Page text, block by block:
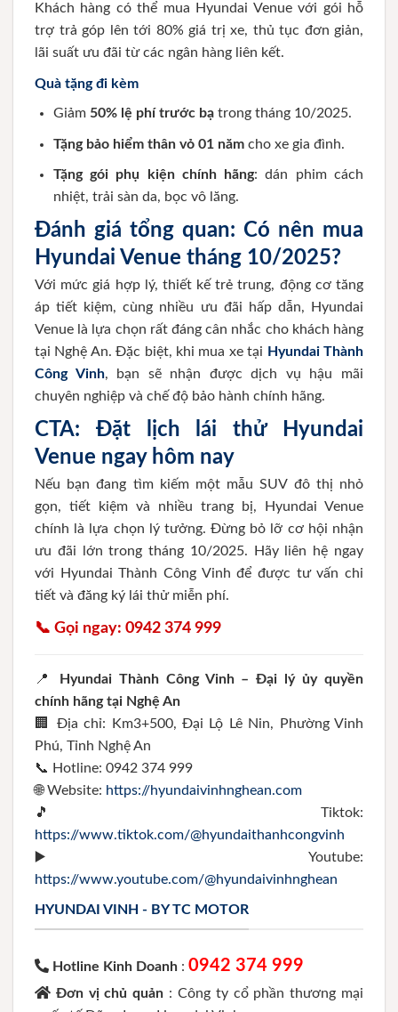
Khách hàng có thể mua Hyundai Venue với gói hỗ
trợ trả góp lên tới 80% giá trị xe, thủ tục đơn giản,
lãi suất ưu đãi từ các ngân hàng liên kết.
Quà tặng đi kèm
Giảm 50% lệ phí trước bạtrong tháng 10/2025.
Tặng bảo hiểm thân vỏ 01 nămcho xe gia đình.
Tặng gói phụ kiện chính hãng: dán phim cách
nhiệt, trải sàn da, bọc vô lăng.
Đánh giá tổng quan: Có nên mua
Hyundai Venue tháng 10/2025?
Với mức giá hợp lý, thiết kế trẻ trung, động cơ tăng
áp tiết kiệm, cùng nhiều ưu đãi hấp dẫn, Hyundai
Venue là lựa chọn rất đáng cân nhắc cho khách hàng
tại Nghệ An. Đặc biệt, khi mua xe tại Hyundai Thành
Công Vinh, bạn sẽ nhận được dịch vụ hậu mãi
chuyên nghiệp và chế độ bảo hành chính hãng.
CTA: Đặt lịch lái thử Hyundai
Venue ngay hôm nay
Nếu bạn đang tìm kiếm một mẫu SUV đô thị nhỏ
gọn, tiết kiệm và nhiều trang bị, Hyundai Venue
chính là lựa chọn lý tưởng. Đừng bỏ lỡ cơ hội nhận
ưu đãi lớn trong tháng 10/2025. Hãy liên hệ ngay
với Hyundai Thành Công Vinh để được tư vấn chi
tiết và đăng ký lái thử miễn phí.
📞 Gọi ngay: 0942 374 999
📍
Hyundai Thành Công Vinh – Đại lý ủy quyền
chính hãng tại Nghệ An
🏢 Địa chỉ: Km3+500, Đại Lộ Lê Nin, Phường Vinh
Phú, Tỉnh Nghệ An
📞 Hotline: 0942 374 999
🌐 Website: https://hyundaivinhnghean.com
🎵 Tiktok:
https://www.tiktok.com/@hyundaithanhcongvinh
▶️ Youtube:
https://www.youtube.com/@hyundaivinhnghean
HYUNDAI VINH - BY TC MOTOR
Hotline Kinh Doanh : 0942 374 999
Đơn vị chủ quản : Công ty cổ phần thương mại